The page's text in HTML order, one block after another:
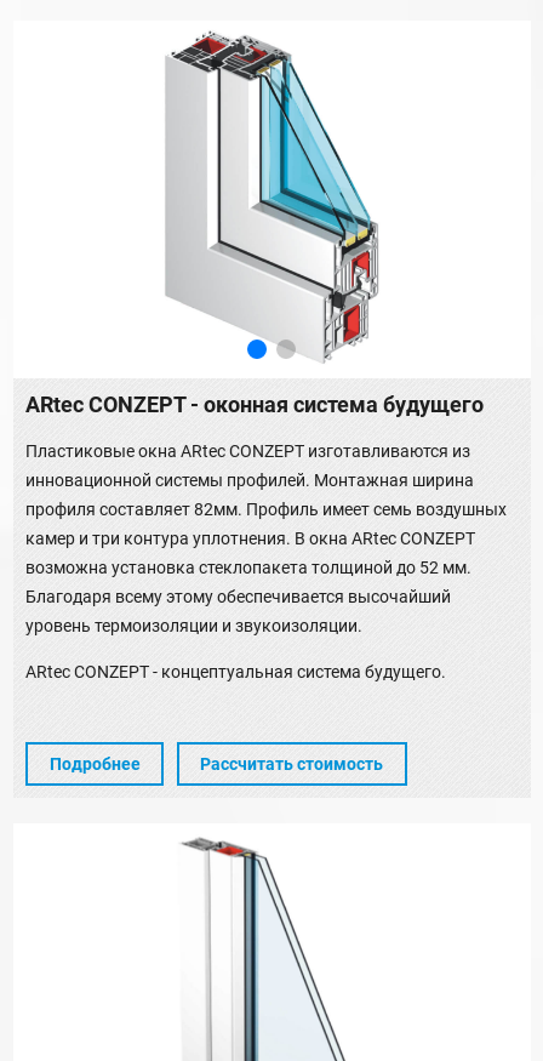
ARtec CONZEPT - оконная система будущего
Пластиковые окна ARtec CONZEPT изготавливаются из
инновационной системы профилей. Монтажная ширина
профиля составляет 82мм. Профиль имеет семь воздушных
камер и три контура уплотнения. В окна ARtec CONZEPT
возможна установка стеклопакета толщиной до 52 мм.
Благодаря всему этому обеспечивается высочайший
уровень термоизоляции и звукоизоляции.
ARtec CONZEPT - концептуальная система будущего.
Подробнее Рассчитать стоимость